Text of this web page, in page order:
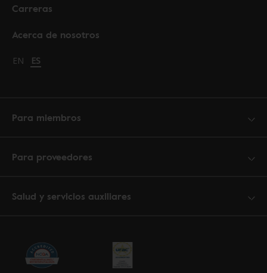
Acerca de nosotros
Carreras
Change language to English
EN Cambiar idioma a español
ES
Para miembros
Para proveedores
Salud y servicios auxiliares